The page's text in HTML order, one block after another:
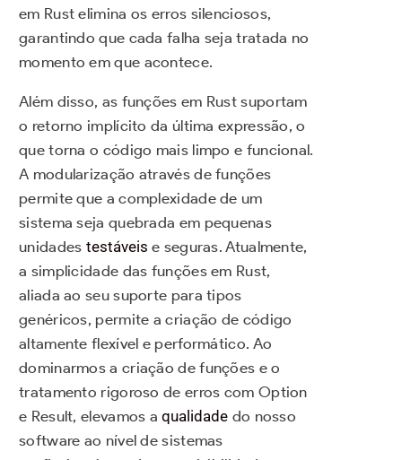
em Rust elimina os erros silenciosos,
garantindo que cada falha seja tratada no
momento em que acontece.
Além disso, as funções em Rust suportam
o retorno implícito da última expressão, o
que torna o código mais limpo e funcional.
A modularização através de funções
permite que a complexidade de um
sistema seja quebrada em pequenas
unidades testáveis e seguras. Atualmente,
a simplicidade das funções em Rust,
aliada ao seu suporte para tipos
genéricos, permite a criação de código
altamente flexível e performático. Ao
dominarmos a criação de funções e o
tratamento rigoroso de erros com Option
e Result, elevamos aqualidade do nosso
software ao nível de sistemas